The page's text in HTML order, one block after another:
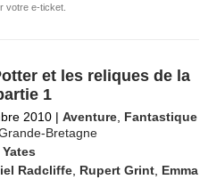
votre e-ticket.
et les reliques de la
1
2010 | Aventure Fantastique
Bretagne
Radcliffe Rupert Grint Emma